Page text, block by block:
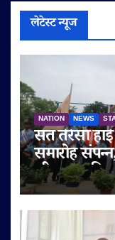
लेटेस्ट न्यूज
NATION NEWS
संत तेरेसा
समारोह
जीवन का